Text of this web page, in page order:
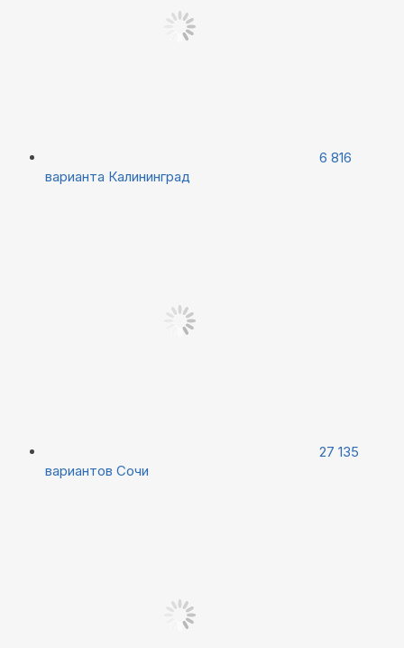
6 816
варианта Калининград
27 135
вариантов Сочи